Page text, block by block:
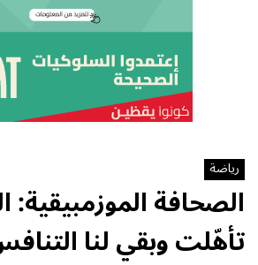
رياضة
الصحافة الموزمبيقية:
تأهّلت وبقي لنا